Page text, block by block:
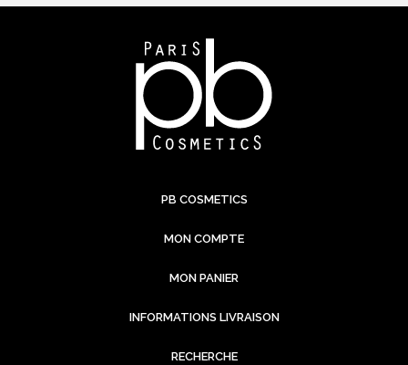
PB COSMETICS
MON COMPTE
MON PANIER
INFORMATIONS LIVRAISON
RECHERCHE